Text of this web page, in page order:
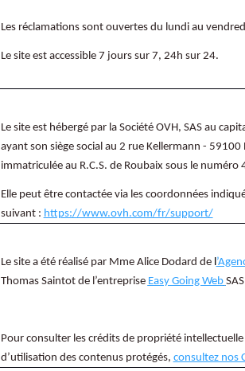
Les réclamations sont ouvertes du lundi au
Le site est accessible 7 jours sur 7, 24h sur 24.
Le site est hébergé par la Société OVH, SAS au
ayant son siège social au 2 rue Kellermann - 59100
immatriculée au R.C.S. de Roubaix sous le numéro
Elle peut être contactée via les coordonnées
suivant : https://www.ovh.com/fr/support/
Le site a été réalisé par Mme Alice Dodard de l
Thomas Saintot de l’entreprise Easy Going Web
Pour consulter les crédits de propriété
d’utilisation des contenus protégés, consultez nos